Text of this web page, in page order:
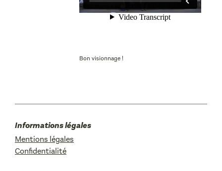
Bon visionnage !
Informations légales
Mentions légales
Confidentialité